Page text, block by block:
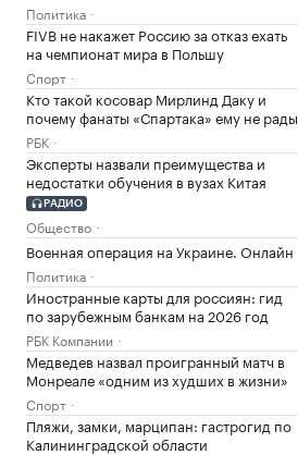
Политика
FIVB не накажет Россию за отказ ехать
на чемпионат мира в Польшу
Спорт
Кто такой косовар Мирлинд Даку и
почему фанаты «Спартака» ему не рады
РБК
Эксперты назвали преимущества и
недостатки обучения в вузах Китая
РАДИО
Общество
Военная операция на Украине. Онлайн
Политика
Иностранные карты для россиян: гид
по зарубежным банкам на 2026 год
РБК Компании
Медведев назвал проигранный матч в
Монреале «одним из худших в жизни»
Спорт
Пляжи, замки, марципан: гастрогид по
Калининградской области